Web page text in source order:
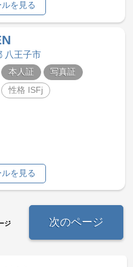
を見る
八王子市
本人証
写真証
性格 ISFj
を見る
ジ 次のページ